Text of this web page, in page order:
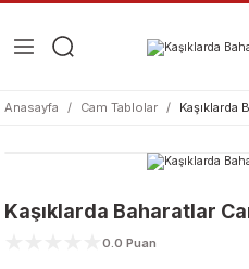
Anasayfa Cam Tablolar Kaşıklarda
Kaşıklarda Baharatlar
0.0 Puan